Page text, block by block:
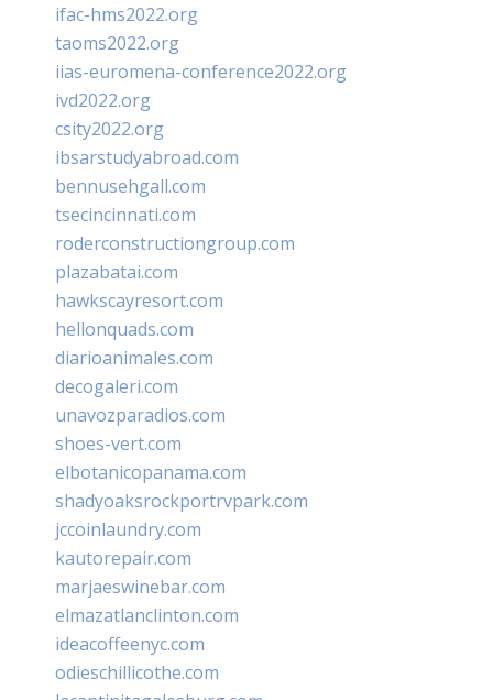
ifac-hms2022.org
taoms2022.org
iias-euromena-conference2022.org
ivd2022.org
csity2022.org
ibsarstudyabroad.com
bennusehgall.com
tsecincinnati.com
roderconstructiongroup.com
plazabatai.com
hawkscayresort.com
hellonquads.com
diarioanimales.com
decogaleri.com
unavozparadios.com
shoes-vert.com
elbotanicopanama.com
shadyoaksrockportrvpark.com
jccoinlaundry.com
kautorepair.com
marjaeswinebar.com
elmazatlanclinton.com
ideacoffeenyc.com
odieschillicothe.com